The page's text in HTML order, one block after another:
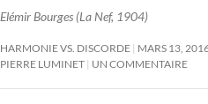
Elémir Bourges (La Nef, 1904)
HARMONIE VS. DISCORDE MARS 13,
PIERRE LUMINET UN COMMENTAIRE